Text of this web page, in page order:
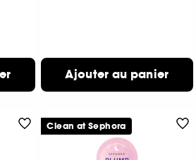
Ajouter au panier
Clean at Sephora